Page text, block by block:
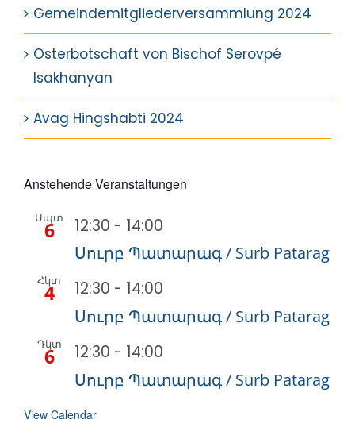
Gemeindemitgliederversammlung 2024
Osterbotschaft von Bischof Serovpé
Isakhanyan
Avag Hingshabti 2024
Anstehende Veranstaltungen
Սպտ
6 12:30 - 14:00
Սուրբ Պատարագ / Surb Patarag
Հկտ
4 12:30 - 14:00
Սուրբ Պատարագ / Surb Patarag
Դկտ
6 12:30 - 14:00
Սուրբ Պատարագ / Surb Patarag
View Calendar